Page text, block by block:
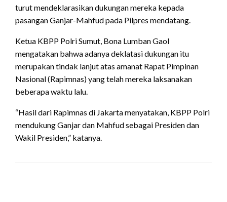
turut mendeklarasikan dukungan mereka kepada
pasangan Ganjar-Mahfud pada Pilpres mendatang.
Ketua KBPP Polri Sumut, Bona Lumban Gaol
mengatakan bahwa adanya deklatasi dukungan itu
merupakan tindak lanjut atas amanat Rapat Pimpinan
Nasional (Rapimnas) yang telah mereka laksanakan
beberapa waktu lalu.
“Hasil dari Rapimnas di Jakarta menyatakan, KBPP Polri
mendukung Ganjar dan Mahfud sebagai Presiden dan
Wakil Presiden,” katanya.